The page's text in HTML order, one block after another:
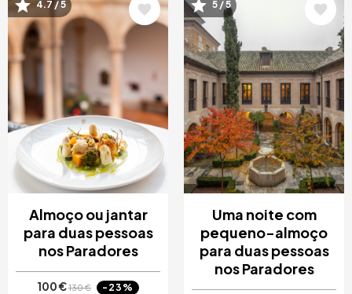
Imagem
4.7 / 5
Almoço ou jantar
para duas pessoas
nos Paradores
100 €130 € -23%
Imagem
5 / 5
Uma noite com
pequeno-almoço
para duas pessoas
nos Paradores